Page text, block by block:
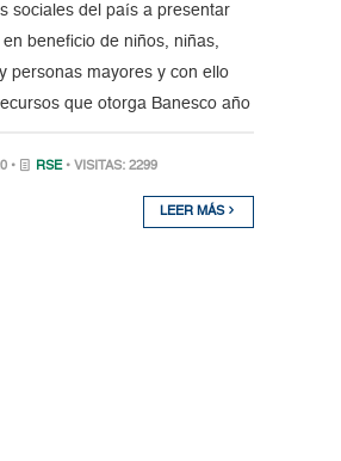
sociales del país a presentar
beneficio de niños, niñas,
personas mayores y con ello
que otorga Banesco año
• RSE • VISITAS: 2299
LEER MÁS